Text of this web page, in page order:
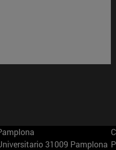
31009 Pamplona